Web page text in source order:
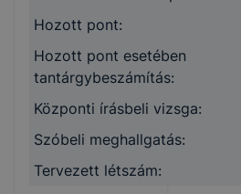
Hozott pont:
Hozott pont esetében
tantárgybeszámítás:
Központi írásbeli vizsga:
Szóbeli meghallgatás:
Tervezett létszám: